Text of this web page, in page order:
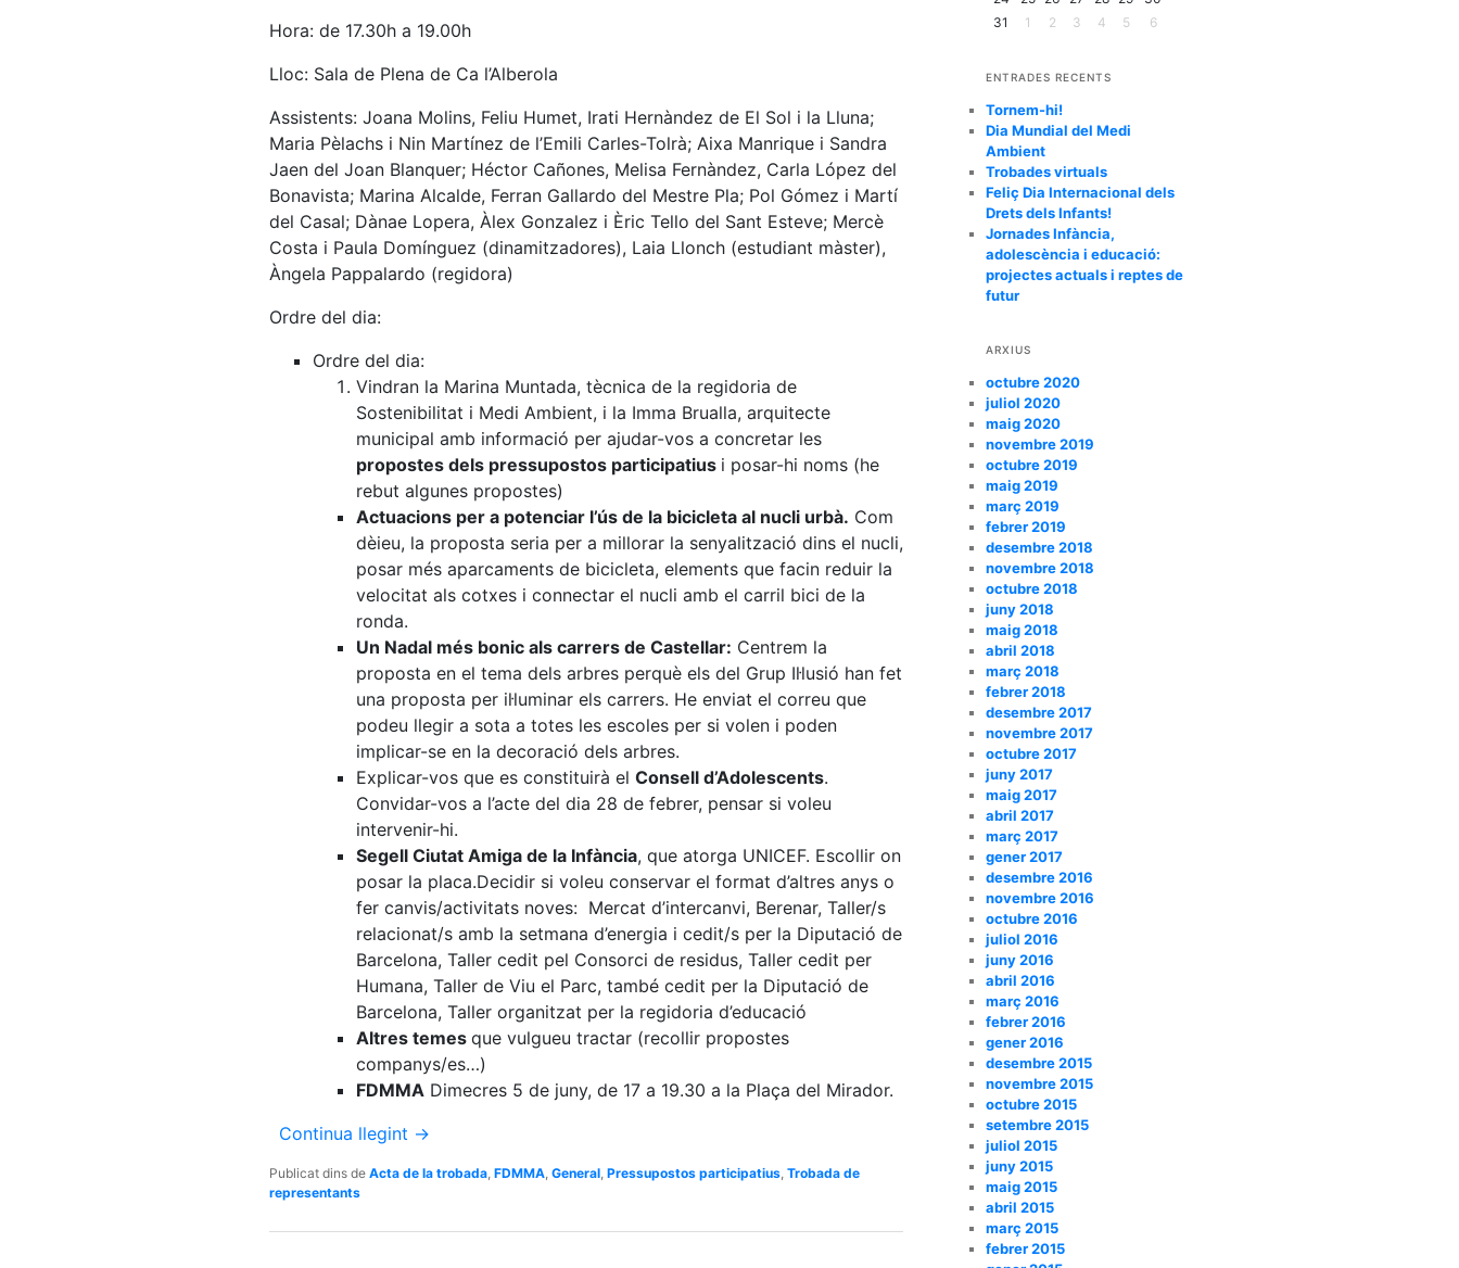
Hora: de 17.30h a 19.00h
Lloc: Sala de Plena de Ca l’Alberola
Assistents: Joana Molins, Feliu Humet, Irati Hernàndez de El Sol i la Lluna;
Maria Pèlachs i Nin Martínez de l’Emili Carles-Tolrà; Aixa Manrique i Sandra
Jaen del Joan Blanquer; Héctor Cañones, Melisa Fernàndez, Carla López del
Bonavista; Marina Alcalde, Ferran Gallardo del Mestre Pla; Pol Gómez i Martí
del Casal; Dànae Lopera, Àlex Gonzalez i Èric Tello del Sant Esteve; Mercè
Costa i Paula Domínguez (dinamitzadores), Laia Llonch (estudiant màster),
Àngela Pappalardo (regidora)
Ordre del dia:
Ordre del dia:
Vindran la Marina Muntada, tècnica de la regidoria de
Sostenibilitat i Medi Ambient, i la Imma Brualla, arquitecte
municipal amb informació per ajudar-vos a concretar les
propostes dels pressupostos participatius i posar-hi noms (he
rebut algunes propostes)
Actuacions per a potenciar l’ús de la bicicleta al nucli urbà. Com
dèieu, la proposta seria per a millorar la senyalització dins el nucli,
posar més aparcaments de bicicleta, elements que facin reduir la
velocitat als cotxes i connectar el nucli amb el carril bici de la
ronda.
Un Nadal més bonic als carrers de Castellar: Centrem la
proposta en el tema dels arbres perquè els del Grup Il·lusió han fet
una proposta per il·luminar els carrers. He enviat el correu que
podeu llegir a sota a totes les escoles per si volen i poden
implicar-se en la decoració dels arbres.
Explicar-vos que es constituirà el Consell d’Adolescents.
Convidar-vos a l’acte del dia 28 de febrer, pensar si voleu
intervenir-hi.
Segell Ciutat Amiga de la Infància, que atorga UNICEF. Escollir on
posar la placa.Decidir si voleu conservar el format d’altres anys o
fer canvis/activitats noves: Mercat d’intercanvi, Berenar, Taller/s
relacionat/s amb la setmana d’energia i cedit/s per la Diputació de
Barcelona, Taller cedit pel Consorci de residus, Taller cedit per
Humana, Taller de Viu el Parc, també cedit per la Diputació de
Barcelona, Taller organitzat per la regidoria d’educació
Altres temes que vulgueu tractar (recollir propostes
companys/es…)
FDMMA Dimecres 5 de juny, de 17 a 19.30 a la Plaça del Mirador.
Continua llegint →
Publicat dins de Acta de la trobada, FDMMA, General, Pressupostos participatius, Trobada de
representants
31
1 2 3 4 5 6
ENTRADES RECENTS
Tornem-hi!
Dia Mundial del Medi
Ambient
Trobades virtuals
Feliç Dia Internacional dels
Drets dels Infants!
Jornades Infància,
adolescència i educació:
projectes actuals i reptes de
futur
ARXIUS
octubre 2020
juliol 2020
maig 2020
novembre 2019
octubre 2019
maig 2019
març 2019
febrer 2019
desembre 2018
novembre 2018
octubre 2018
juny 2018
maig 2018
abril 2018
març 2018
febrer 2018
desembre 2017
novembre 2017
octubre 2017
juny 2017
maig 2017
abril 2017
març 2017
gener 2017
desembre 2016
novembre 2016
octubre 2016
juliol 2016
juny 2016
abril 2016
març 2016
febrer 2016
gener 2016
desembre 2015
novembre 2015
octubre 2015
setembre 2015
juliol 2015
juny 2015
maig 2015
abril 2015
març 2015
febrer 2015